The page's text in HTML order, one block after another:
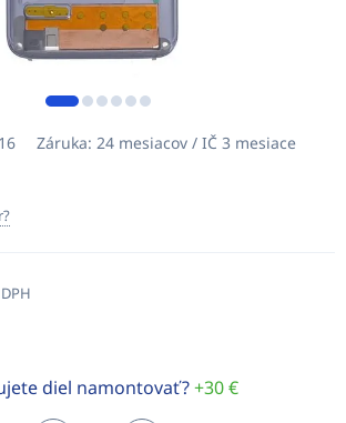
Záruka: 24 mesiacov / IČ 3 mesiace
diel namontovať?+30 €